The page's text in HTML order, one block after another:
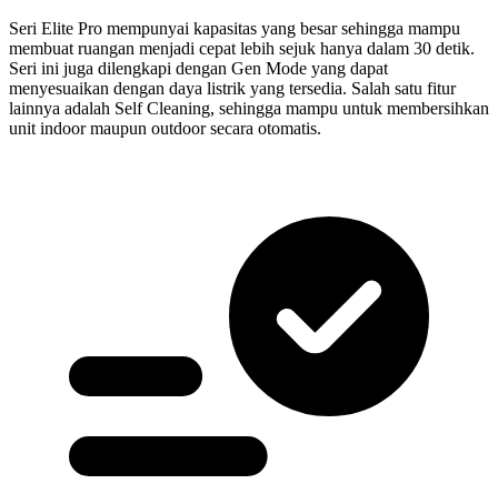
Seri Elite Pro mempunyai kapasitas yang besar sehingga mampu
membuat ruangan menjadi cepat lebih sejuk hanya dalam 30 detik.
Seri ini juga dilengkapi dengan Gen Mode yang dapat
menyesuaikan dengan daya listrik yang tersedia. Salah satu fitur
lainnya adalah Self Cleaning, sehingga mampu untuk membersihkan
unit indoor maupun outdoor secara otomatis.